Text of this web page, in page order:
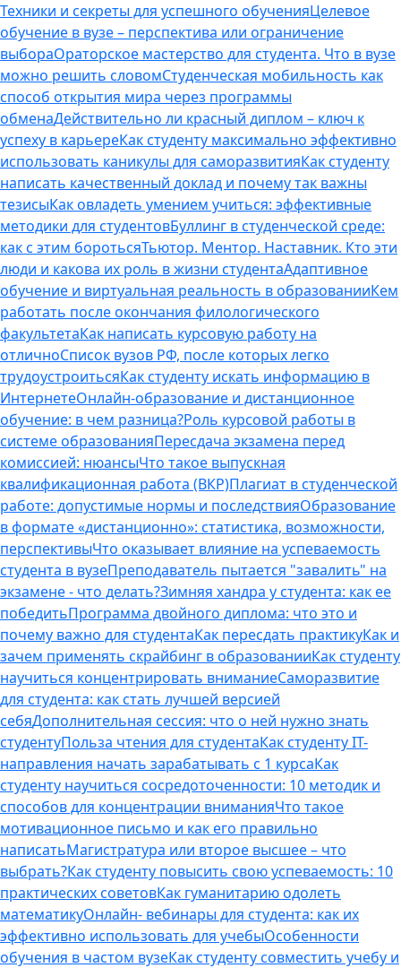
Техники и секреты для успешного обученияЦелевое
обучение в вузе – перспектива или ограничение
выбораОраторское мастерство для студента. Что в вузе
можно решить словомСтуденческая мобильность как
способ открытия мира через программы
обменаДействительно ли красный диплом – ключ к
успеху в карьереКак студенту максимально эффективно
использовать каникулы для саморазвитияКак студенту
написать качественный доклад и почему так важны
тезисыКак овладеть умением учиться: эффективные
методики для студентовБуллинг в студенческой среде:
как с этим боротьсяТьютор. Ментор. Наставник. Кто эти
люди и какова их роль в жизни студентаАдаптивное
обучение и виртуальная реальность в образованииКем
работать после окончания филологического
факультетаКак написать курсовую работу на
отличноСписок вузов РФ, после которых легко
трудоустроитьсяКак студенту искать информацию в
ИнтернетеОнлайн-образование и дистанционное
обучение: в чем разница?Роль курсовой работы в
системе образованияПересдача экзамена перед
комиссией: нюансыЧто такое выпускная
квалификационная работа (ВКР)Плагиат в студенческой
работе: допустимые нормы и последствияОбразование
в формате «дистанционно»: статистика, возможности,
перспективыЧто оказывает влияние на успеваемость
студента в вузеПреподаватель пытается "завалить" на
экзамене - что делать?Зимняя хандра у студента: как ее
победитьПрограмма двойного диплома: что это и
почему важно для студентаКак пересдать практикуКак и
зачем применять скрайбинг в образованииКак студенту
научиться концентрировать вниманиеСаморазвитие
для студента: как стать лучшей версией
себяДополнительная сессия: что о ней нужно знать
студентуПольза чтения для студентаКак студенту IT-
направления начать зарабатывать с 1 курсаКак
студенту научиться сосредоточенности: 10 методик и
способов для концентрации вниманияЧто такое
мотивационное письмо и как его правильно
написатьМагистратура или второе высшее – что
выбрать?Как студенту повысить свою успеваемость: 10
практических советовКак гуманитарию одолеть
математикуОнлайн- вебинары для студента: как их
эффективно использовать для учебыОсобенности
обучения в частом вузеКак студенту совместить учебу и